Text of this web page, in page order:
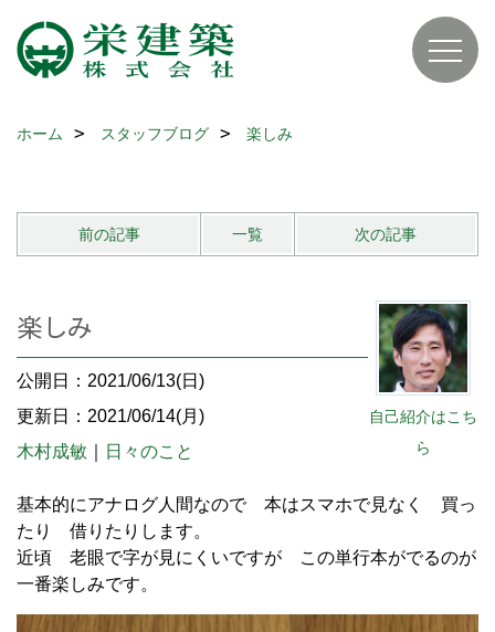
ホーム スタッフブログ 楽しみ
前の記事 一覧 次の記事
自己紹介はこち
ら
楽しみ
公開日：2021/06/13(日)
更新日：2021/06/14(月)
木村成敏
日々のこと
基本的にアナログ人間なので 本はスマホで見なく 買っ
たり 借りたりします。
近頃 老眼で字が見にくいですが この単行本がでるのが
一番楽しみです。